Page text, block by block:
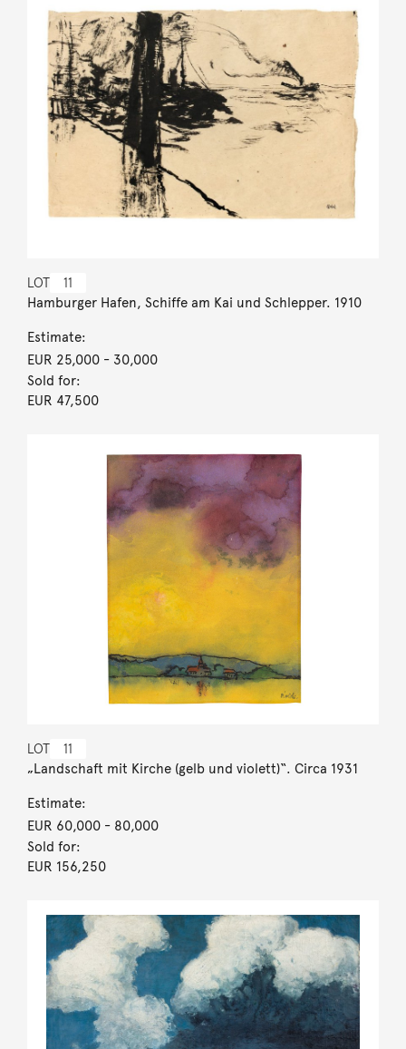
LOT 11
Hamburger Hafen, Schiffe am Kai und Schlepper. 1910
Estimate:
EUR 25,000- 30,000
Sold for:
EUR 47,500
LOT 11
„Landschaft mit Kirche (gelb und violett)“. Circa 1931
Estimate:
EUR 60,000- 80,000
Sold for:
EUR 156,250